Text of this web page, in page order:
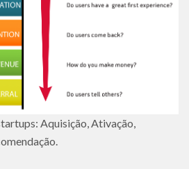
Aquisição, Ativação,